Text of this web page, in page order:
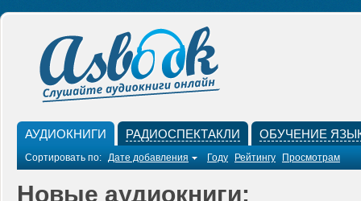
АУДИОКНИГИ РАДИОСПЕКТАКЛИ ОБУЧЕНИЕ
Сортировать по: Дате добавления Году Рейтингу Просмотрам
Новые аудиокниги: